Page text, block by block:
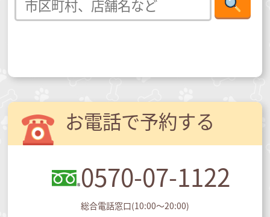
お電話で予約する
0570-07-1122
総合電話窓口(10:00～20:00)